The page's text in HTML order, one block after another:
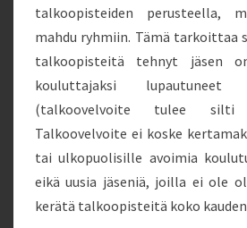
talkoopisteiden perusteella,
mahdu ryhmiin. Tämä tarkoittaa
talkoopisteitä tehnyt jäsen
kouluttajaksi
(talkoovelvoite tulee
Talkoovelvoite ei koske
tai ulkopuolisille avoimia
eikä uusia jäseniä, joilla ei ole
kerätä talkoopisteitä koko